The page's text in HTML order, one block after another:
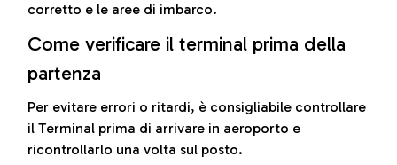
corretto e le aree di imbarco.
Come verificare il terminal prima della
partenza
Per evitare errori o ritardi, è consigliabile controllare
il Terminal prima di arrivare in aeroporto e
ricontrollarlo una volta sul posto.